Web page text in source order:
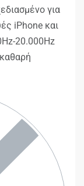
για
iPhone και
20.000Hz